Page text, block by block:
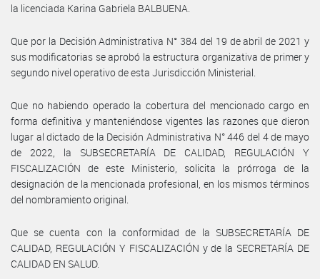
la licenciada Karina Gabriela BALBUENA.
Que por la Decisión Administrativa N° 384 del 19 de abril de 2021 y
sus modificatorias se aprobó la estructura organizativa de primer y
segundo nivel operativo de esta Jurisdicción Ministerial.
Que no habiendo operado la cobertura del mencionado cargo en
forma definitiva y manteniéndose vigentes las razones que dieron
lugar al dictado de la Decisión Administrativa N° 446 del 4 de mayo
de 2022, la SUBSECRETARÍA DE CALIDAD, REGULACIÓN Y
FISCALIZACIÓN de este Ministerio, solicita la prórroga de la
designación de la mencionada profesional, en los mismos términos
del nombramiento original.
Que se cuenta con la conformidad de la SUBSECRETARÍA DE
CALIDAD, REGULACIÓN Y FISCALIZACIÓN y de la SECRETARÍA DE
CALIDAD EN SALUD.